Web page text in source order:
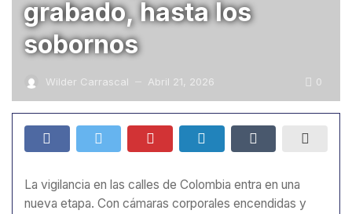
grabado, hasta los
sobornos
Wilder Carrascal — Abril 21, 2026 0
La vigilancia en las calles de Colombia entra en una
nueva etapa. Con cámaras corporales encendidas y